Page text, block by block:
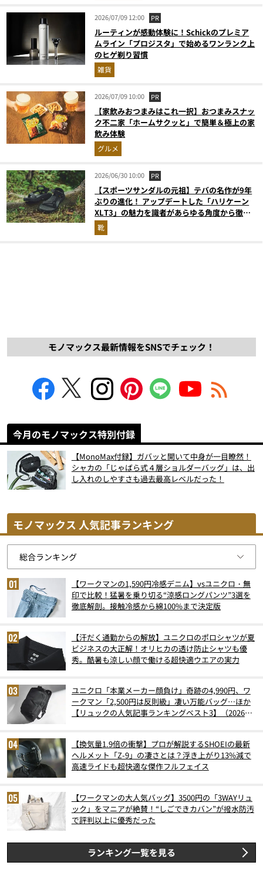
2026/07/09 12:00 PR
ルーティンが感動体験に！Schickのプレミア
ムライン「プロジスタ」で始めるワンランク上
のヒゲ剃り習慣
雑貨
2026/07/09 10:00 PR
【家飲みおつまみはこれ一択】おつまみスナッ
ク不二家「ホームサクッと」で簡単＆極上の家
飲み体験
グルメ
2026/06/30 10:00 PR
【スポーツサンダルの元祖】テバの名作が9年
ぶりの進化！ アップデートした「ハリケーン
XLT3」の魅力を識者があらゆる角度から徹底
解説！
靴
モノマックス最新情報をSNSでチェック！
今月のモノマックス特別付録
【MonoMax付録】ガバッと開いて中身が一目瞭然！
シャカの「じゃばら式４層ショルダーバッグ」は、出
し入れのしやすさも過去最高レベルだった！
モノマックス 人気記事ランキング
【ワークマンの1,590円冷感デニム】vsユニクロ・無
印で比較！猛暑を乗り切る“涼感ロングパンツ”3選を
徹底解剖。接触冷感から綿100%まで決定版
【汗だく通勤からの解放】ユニクロのポロシャツが夏
ビジネスの大正解！オリヒカの透け防止シャツも優
秀。酷暑も涼しい顔で働ける超快適ウエアの実力
ユニクロ「本業メーカー顔負け」奇跡の4,990円、ワ
ークマン「2,500円は反則級」凄い万能バッグ…ほか
【リュックの人気記事ランキングベスト3】（2026年
【換気量1.9倍の衝撃】プロが解説するSHOEIの最新
ヘルメット「Z-9」の凄さとは？浮き上がり13%減で
高速ライドも超快適な傑作フルフェイス
【ワークマンの大人気バッグ】3500円の「3WAYリュ
ック」をマニアが絶賛！“しごできカバン”が撥水防汚
で評判以上に優秀だった
ランキング一覧を見る